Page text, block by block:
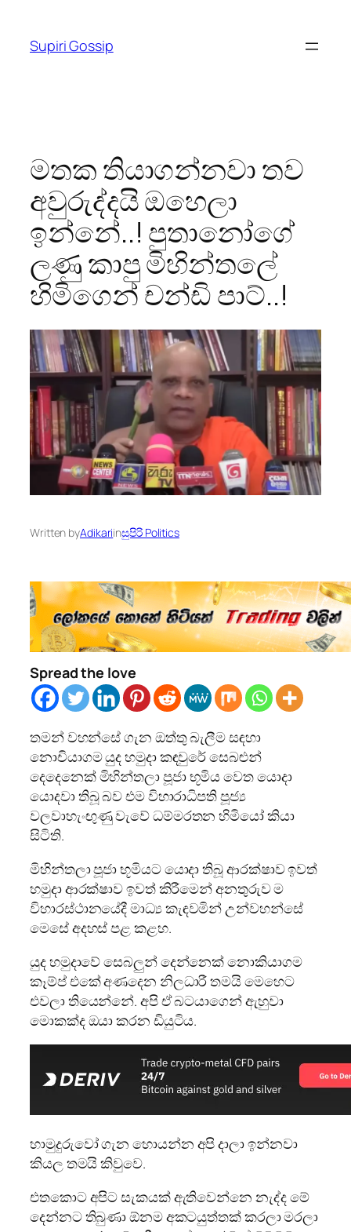
content
Supiri Gossip
මතක තියාගන්නවා තව
අවුරුද්දයි ඔහෙලා
ඉන්නේ..! පුතානෝගේ
ලණු කාපු මිහින්තලේ
හිමිගෙන් චන්ඩි පාට්..!
Written byAdikariinසුපිරි Politics
Spread the love
තමන් වහන්සේ ගැන ඔත්තු බැලීම සඳහා
නොචියාගම යුද හමුදා කඳවුරේ සෙබළුන්
දෙදෙනෙක් මිහින්තලා පූජා භූමිය වෙත යොදා
යොදවා තිබූ බව එම විහාරාධිපති පූජ්‍ය
වලවාහැංඟුණු වැවේ ධම්මරතන හිමියෝ කියා
සිටිති.
මිහින්තලා පූජා භූමියට යොදා තිබූ ආරක්ෂාව ඉවත්
හමුදා ආරක්ෂාව ඉවත් කිරීමෙන් අනතුරුව ම
විහාරස්ථානයේදී මාධ්‍ය කැඳවමින් උන්වහන්සේ
මෙසේ අදහස් පළ කළහ.
යුද හමුදාවේ සෙබලුන් දෙන්නෙක් නොකියාගම
කෑම්ප් එකේ අණදෙන නිලධාරී තමයි මෙහෙට
එවලා තියෙන්නේ. අපි ඒ බටයාගෙන් ඇහුවා
මොකක්ද ඔයා කරන ඩියුටිය.
හාමුදුරුවෝ ගැන හොයන්න අපි දාලා ඉන්නවා
කියල තමයි කිවුවෙ.
එතකොට අපිට සැකයක් ඇතිවෙන්නෙ නැද්ද මේ
දෙන්නට තිබුණා ඕනම අකටයුත්තක් කරලා මරලා